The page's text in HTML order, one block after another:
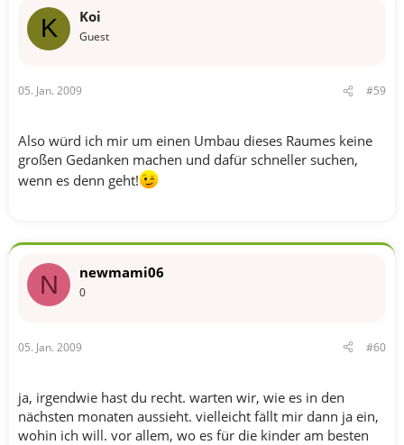
K Koi
Guest
05. Jan. 2009 #59
Also würd ich mir um einen Umbau dieses Raumes keine
großen Gedanken machen und dafür schneller suchen,
wenn es denn geht!
N newmami06
0
05. Jan. 2009 #60
ja, irgendwie hast du recht. warten wir, wie es in den
nächsten monaten aussieht. vielleicht fällt mir dann ja ein,
wohin ich will. vor allem, wo es für die kinder am besten